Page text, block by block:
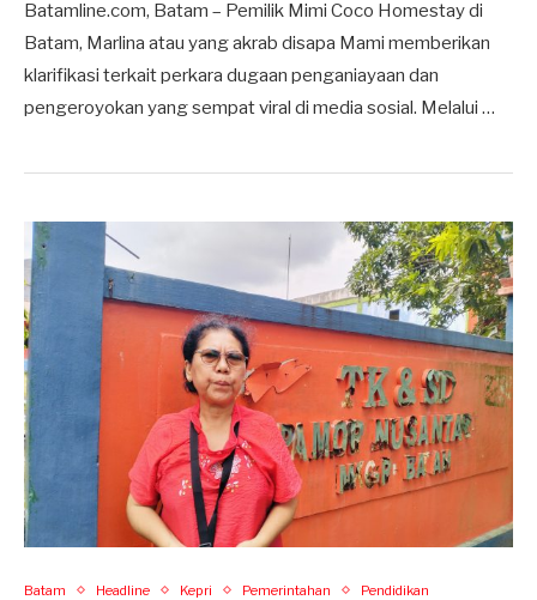
Batamline.com, Batam – Pemilik Mimi Coco Homestay di
Batam, Marlina atau yang akrab disapa Mami memberikan
klarifikasi terkait perkara dugaan penganiayaan dan
pengeroyokan yang sempat viral di media sosial. Melalui …
Batam Headline Kepri Pemerintahan Pendidikan